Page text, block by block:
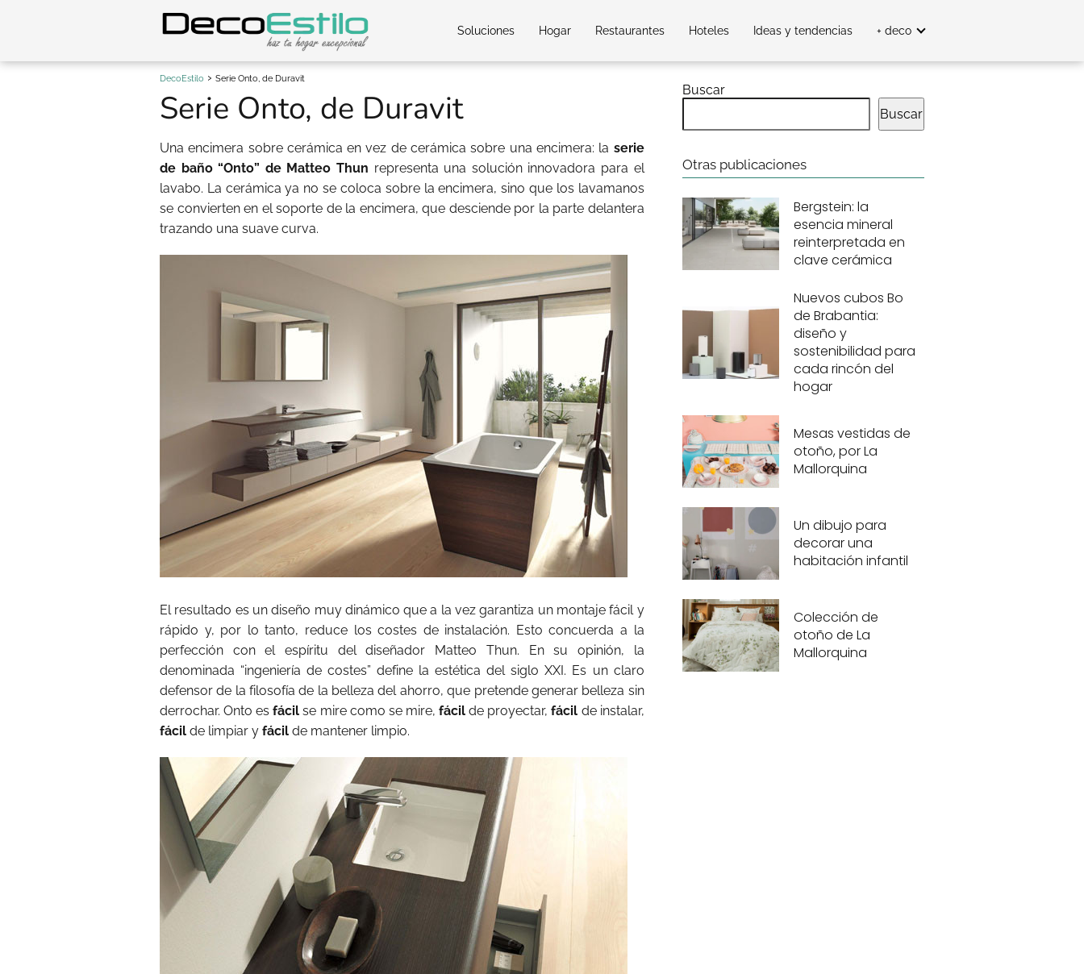
Soluciones Hogar Restaurantes Hoteles Ideas y tendencias + deco
DecoEstilo Serie Onto, de Duravit
Serie Onto, de Duravit
Una encimera sobre cerámica en vez de cerámica sobre una encimera: la serie
de baño “Onto” de Matteo Thun representa una solución innovadora para el
lavabo. La cerámica ya no se coloca sobre la encimera, sino que los lavamanos
se convierten en el soporte de la encimera, que desciende por la parte delantera
trazando una suave curva.
El resultado es un diseño muy dinámico que a la vez garantiza un montaje fácil y
rápido y, por lo tanto, reduce los costes de instalación. Esto concuerda a la
perfección con el espíritu del diseñador Matteo Thun. En su opinión, la
denominada “ingeniería de costes” define la estética del siglo XXI. Es un claro
defensor de la filosofía de la belleza del ahorro, que pretende generar belleza sin
derrochar. Onto esfácilse mire como se mire,fácilde proyectar,fácil de instalar,
fácil de limpiar y fácil de mantener limpio.
Buscar
Buscar
Otras publicaciones
Bergstein: la
esencia mineral
reinterpretada en
clave cerámica
Nuevos cubos Bo
de Brabantia:
diseño y
sostenibilidad para
cada rincón del
hogar
Mesas vestidas de
otoño, por La
Mallorquina
Un dibujo para
decorar una
habitación infantil
Colección de
otoño de La
Mallorquina